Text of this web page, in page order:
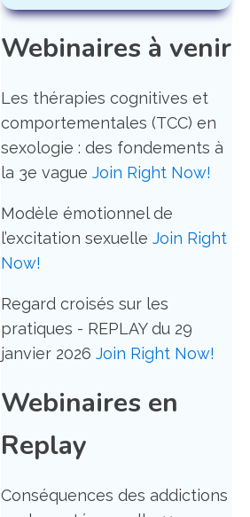
Webinaires à venir
Les thérapies cognitives et
comportementales (TCC) en
sexologie : des fondements à
la 3e vagueJoin Right Now!
Modèle émotionnel de
l’excitation sexuelleJoin Right
Now!
Regard croisés sur les
pratiques - REPLAY du 29
janvier 2026Join Right Now!
Webinaires en
Replay
Conséquences des addictions